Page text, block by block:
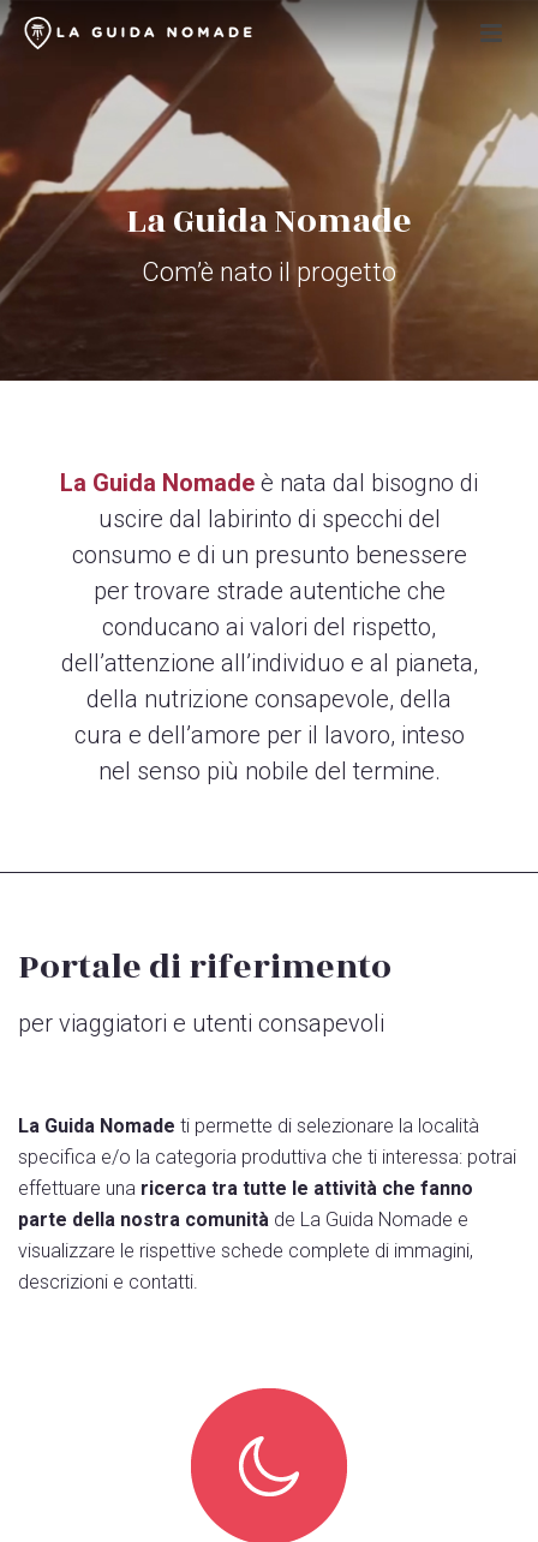
La Guida Nomade
Com’è nato il progetto
La Guida Nomade è nata dal bisogno di
uscire dal labirinto di specchi del
consumo e di un presunto benessere
per trovare strade autentiche che
conducano ai valori del rispetto,
dell’attenzione all’individuo e al pianeta,
della nutrizione consapevole, della
cura e dell’amore per il lavoro, inteso
nel senso più nobile del termine.
Portale di riferimento
per viaggiatori e utenti consapevoli
La Guida Nomade ti permette di selezionare la località
specifica e/o la categoria produttiva che ti interessa: potrai
effettuare una ricerca tra tutte le attività che fanno
parte della nostra comunità de La Guida Nomade e
visualizzare le rispettive schede complete di immagini,
descrizioni e contatti.